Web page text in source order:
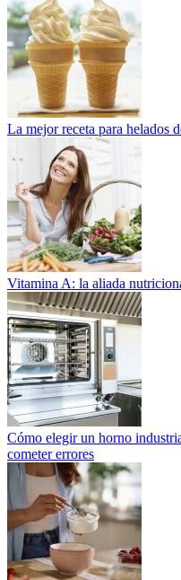
La mejor receta para helados
Vitamina A: la aliada
Cómo elegir un horno
cometer errores